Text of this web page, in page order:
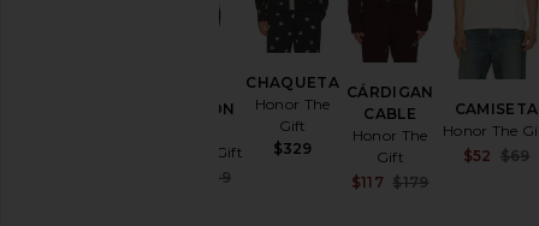
PANTALÓN
Honor The Gift
$199
CHAQUETA
Honor The
Gift
$329
CÁRDIGAN
CABLE
Honor The
Gift
$117 $179
CAMISETA
Honor The
$52 $69